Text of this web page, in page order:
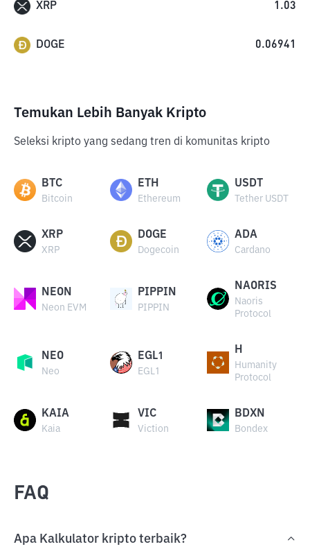
XRP 1.03
DOGE 0.06941
Temukan Lebih Banyak Kripto
Seleksi kripto yang sedang tren di komunitas kripto
BTC
Bitcoin
ETH
Ethereum
USDT
Tether USDT
XRP
XRP
DOGE
Dogecoin
ADA
Cardano
NEON
Neon EVM
PIPPIN
PIPPIN
NAORIS
Naoris
Protocol
NEO
Neo
EGL1
EGL1
H
Humanity
Protocol
KAIA
Kaia
VIC
Viction
BDXN
Bondex
FAQ
Apa Kalkulator kripto terbaik?